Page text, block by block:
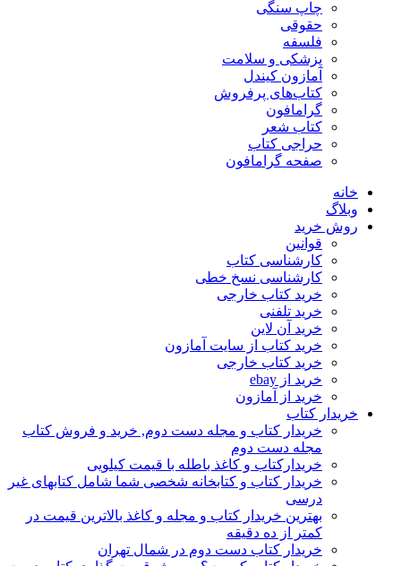
چاپ سنگی
حقوقی
فلسفه
پزشکی و سلامت
آمازون کیندل
کتاب‌های پرفروش
گرامافون
کتاب شعر
حراجی کتاب
صفحه گرامافون
خانه
وبلاگ
روش خرید
قوانین
کارشناسی کتاب
کارشناسی نسخ خطی
خرید کتاب خارجی
خرید تلفنی
خرید آن لاین
خرید کتاب از سایت آمازون
خرید کتاب خارجی
خرید از ebay
خرید از آمازون
خریدار کتاب
خریدار کتاب و مجله دست دوم, خرید و فروش کتاب
مجله دست دوم
خریدارکتاب و کاغذ باطله با قیمت کیلویی
خریدار کتاب و کتابخانه شخصی شما شامل کتابهای غیر
درسی
بهترین خریدار کتاب و مجله و کاغذ بالاترین قیمت در
کمتر از ده دقیقه
خریدار کتاب دست دوم در شمال تهران